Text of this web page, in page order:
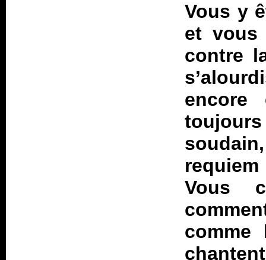
Vous y
et vous
contre
encore
Vous